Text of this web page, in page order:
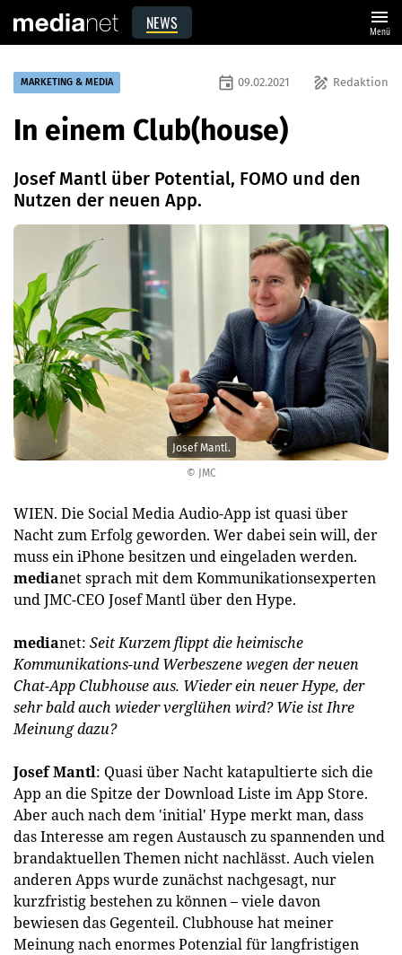
NEWS menu
Menü
© JMC
Josef Mantl.
MARKETING & MEDIA draw Redaktion
event 09.02.2021
In einem Club(house)
Josef Mantl über Potential, FOMO und den
Nutzen der neuen App.
WIEN. Die Social Media Audio-App ist quasi über
Nacht zum Erfolg geworden. Wer dabei sein will, der
muss ein iPhone besitzen und eingeladen werden.
medianet sprach mit dem Kommunikationsexperten
und JMC-CEO Josef Mantl über den Hype.
medianet: Seit Kurzem flippt die heimische
Kommunikations-und Werbeszene wegen der neuen
Chat-App Clubhouse aus. Wieder ein neuer Hype, der
sehr bald auch wieder verglühen wird? Wie ist Ihre
Meinung dazu?
Josef Mantl: Quasi über Nacht katapultierte sich die
App an die Spitze der Download Liste im App Store.
Aber auch nach dem 'initial' Hype merkt man, dass
das Interesse am regen Austausch zu spannenden und
brandaktuellen Themen nicht nachlässt. Auch vielen
anderen Apps wurde zunächst nachgesagt, nur
kurzfristig bestehen zu können – viele davon
bewiesen das Gegenteil. Clubhouse hat meiner
Meinung nach enormes Potenzial für langfristigen